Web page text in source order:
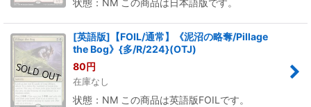
状態：NM この商品は日本語版です。
[英語版]【FOIL/通常】《泥沼の略奪/Pillage
the Bog》{多/R/224}(OTJ)
80円
在庫なし
状態：NM この商品は英語版FOILです。